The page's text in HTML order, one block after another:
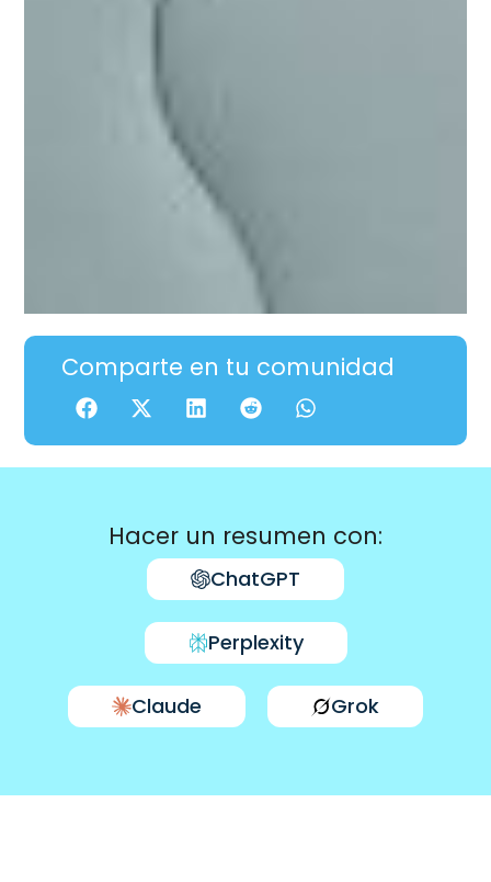
Comparte en tu comunidad
Hacer un resumen con:
ChatGPT
Perplexity
Claude Grok